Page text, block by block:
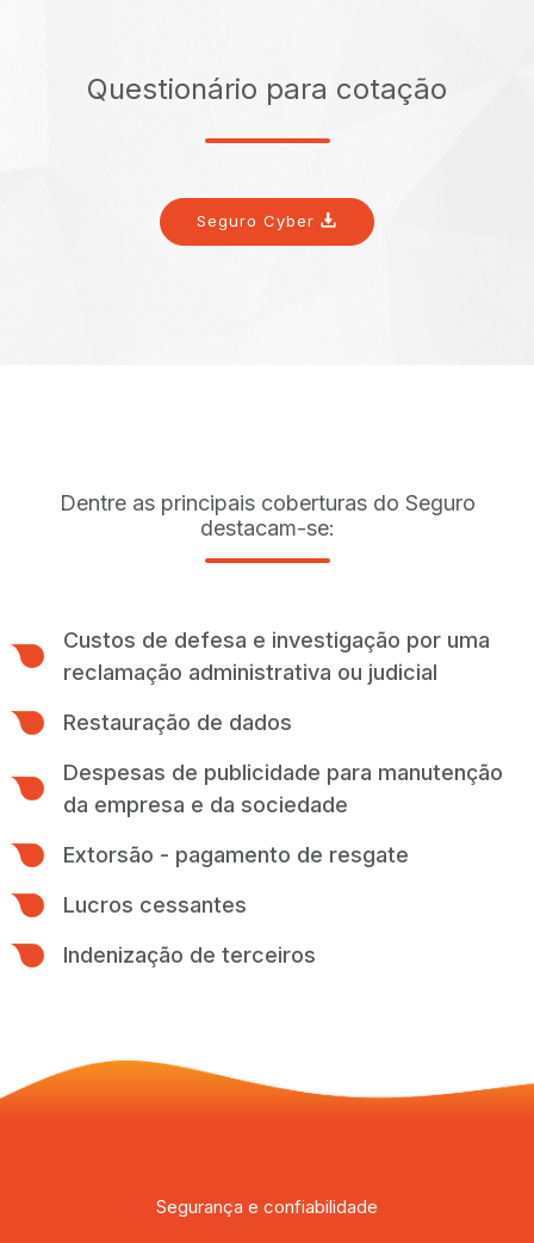
Questionário para cotação
Seguro Cyber
Dentre as principais coberturas do Seguro
destacam-se:
Custos de defesa e investigação por uma
reclamação administrativa ou judicial
Restauração de dados
Despesas de publicidade para manutenção
da empresa e da sociedade
Extorsão - pagamento de resgate
Lucros cessantes
Indenização de terceiros
Segurança e confiabilidade